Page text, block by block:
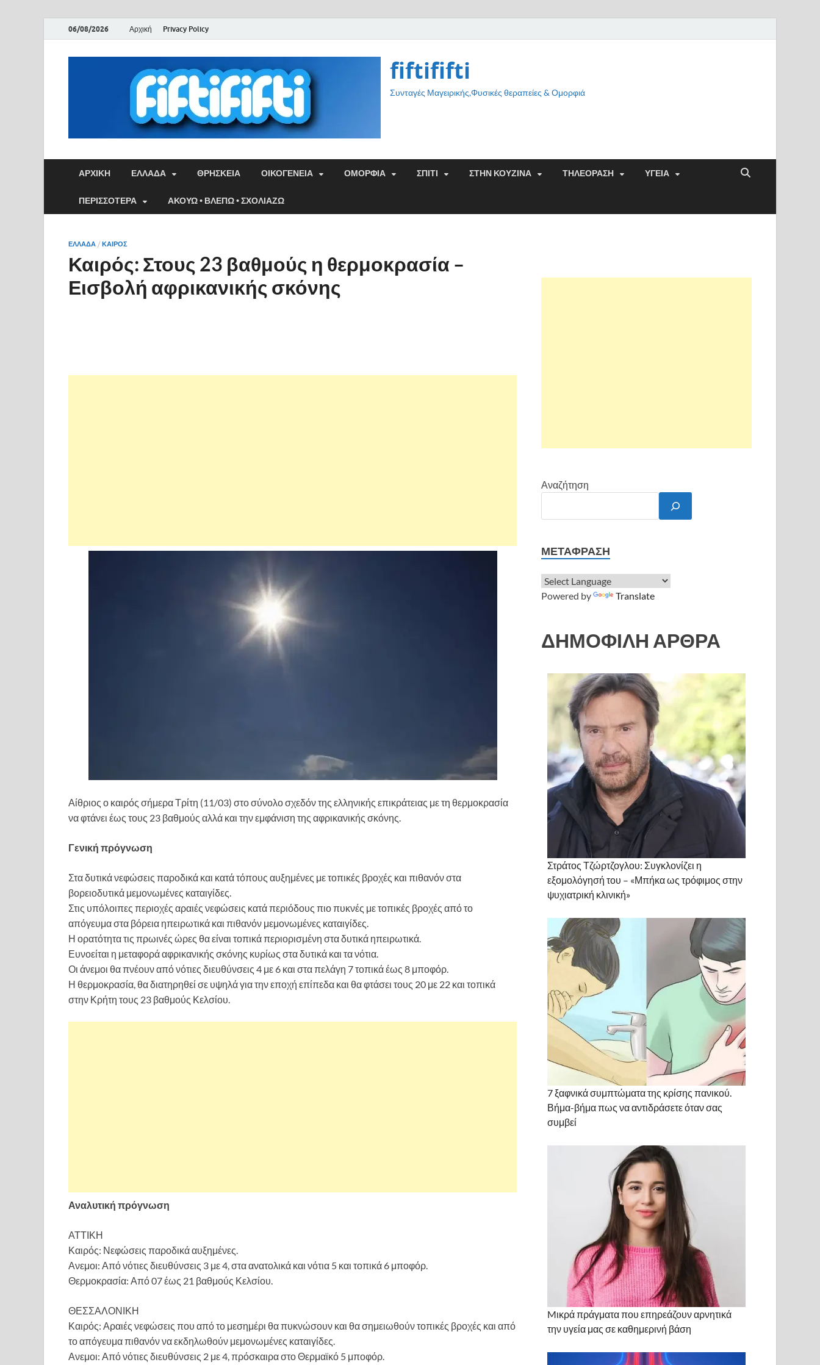
06/08/2026 Αρχική Privacy Policy
fiftififti
Συνταγές Μαγειρικής,Φυσικές θεραπείες & Ομορφιά
ΑΡΧΙΚΉ ΕΛΛΑΔΑ ΘΡΗΣΚΕΙΑ ΟΙΚΟΓΕΝΕΙΑ ΟΜΟΡΦΙΑ ΣΠΙΤΙ ΣΤΗΝ ΚΟΥΖΙΝΑ ΤΗΛΕΟΡΑΣΗ ΥΓΕΙΑ
ΠΕΡΙΣΣΟΤΕΡΑ ΑΚΟΥΩ • ΒΛΕΠΩ • ΣΧΟΛΙΑΖΩ
ΕΛΛΑΔΑ / ΚΑΙΡΌΣ
Καιρός: Στους 23 βαθμούς η θερμοκρασία –
Εισβολή αφρικανικής σκόνης
Αίθριος ο καιρός σήμερα Τρίτη (11/03) στο σύνολο σχεδόν της ελληνικής επικράτειας με τη θερμοκρασία
να φτάνει έως τους 23 βαθμούς αλλά και την εμφάνιση της αφρικανικής σκόνης.
Γενική πρόγνωση
Στα δυτικά νεφώσεις παροδικά και κατά τόπους αυξημένες με τοπικές βροχές και πιθανόν στα
βορειοδυτικά μεμονωμένες καταιγίδες.
Στις υπόλοιπες περιοχές αραιές νεφώσεις κατά περιόδους πιο πυκνές με τοπικές βροχές από το
απόγευμα στα βόρεια ηπειρωτικά και πιθανόν μεμονωμένες καταιγίδες.
Η ορατότητα τις πρωινές ώρες θα είναι τοπικά περιορισμένη στα δυτικά ηπειρωτικά.
Ευνοείται η μεταφορά αφρικανικής σκόνης κυρίως στα δυτικά και τα νότια.
Οι άνεμοι θα πνέουν από νότιες διευθύνσεις 4 με 6 και στα πελάγη 7 τοπικά έως 8 μποφόρ.
Η θερμοκρασία, θα διατηρηθεί σε υψηλά για την εποχή επίπεδα και θα φτάσει τους 20 με 22 και τοπικά
στην Κρήτη τους 23 βαθμούς Κελσίου.
Αναλυτική πρόγνωση
ΑΤΤΙΚΗ
Καιρός: Νεφώσεις παροδικά αυξημένες.
Ανεμοι: Από νότιες διευθύνσεις 3 με 4, στα ανατολικά και νότια 5 και τοπικά 6 μποφόρ.
Θερμοκρασία: Από 07 έως 21 βαθμούς Κελσίου.
ΘΕΣΣΑΛΟΝΙΚΗ
Καιρός: Αραιές νεφώσεις που από το μεσημέρι θα πυκνώσουν και θα σημειωθούν τοπικές βροχές και από
το απόγευμα πιθανόν να εκδηλωθούν μεμονωμένες καταιγίδες.
Ανεμοι: Από νότιες διευθύνσεις 2 με 4, πρόσκαιρα στο Θερμαϊκό 5 μποφόρ.
Αναζήτηση
ΜΕΤΆΦΡΑΣΗ
Powered by Translate
ΔΗΜΟΦΙΛΗ ΑΡΘΡΑ
Στράτος Τζώρτζογλου: Συγκλονίζει η
εξομολόγησή του – «Μπήκα ως τρόφιμος στην
ψυχιατρική κλινική»
7 ξαφνικά συμπτώματα της κρίσης πανικού.
Βήμα-βήμα πως να αντιδράσετε όταν σας
συμβεί
Mικρά πράγματα που επηρεάζουν αρνητικά
την υγεία μας σε καθημερινή βάση